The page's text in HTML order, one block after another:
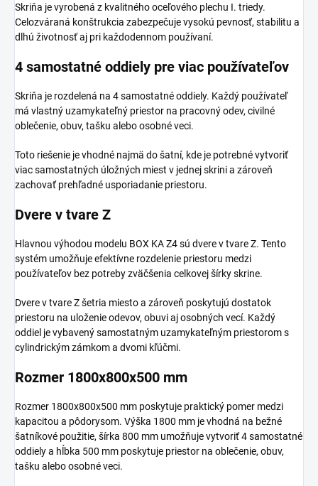
Skriňa je vyrobená z kvalitného oceľového plechu I. triedy.
Celozváraná konštrukcia zabezpečuje vysokú pevnosť, stabilitu a
dlhú životnosť aj pri každodennom používaní.
4 samostatné oddiely pre viac používateľov
Skriňa je rozdelená na 4 samostatné oddiely. Každý používateľ
má vlastný uzamykateľný priestor na pracovný odev, civilné
oblečenie, obuv, tašku alebo osobné veci.
Toto riešenie je vhodné najmä do šatní, kde je potrebné vytvoriť
viac samostatných úložných miest v jednej skrini a zároveň
zachovať prehľadné usporiadanie priestoru.
Dvere v tvare Z
Hlavnou výhodou modelu BOX KA Z4 sú dvere v tvare Z. Tento
systém umožňuje efektívne rozdelenie priestoru medzi
používateľov bez potreby zväčšenia celkovej šírky skrine.
Dvere v tvare Z šetria miesto a zároveň poskytujú dostatok
priestoru na uloženie odevov, obuvi aj osobných vecí. Každý
oddiel je vybavený samostatným uzamykateľným priestorom s
cylindrickým zámkom a dvomi kľúčmi.
Rozmer 1800x800x500 mm
Rozmer 1800x800x500 mm poskytuje praktický pomer medzi
kapacitou a pôdorysom. Výška 1800 mm je vhodná na bežné
šatníkové použitie, šírka 800 mm umožňuje vytvoriť 4 samostatné
oddiely a hĺbka 500 mm poskytuje priestor na oblečenie, obuv,
tašku alebo osobné veci.